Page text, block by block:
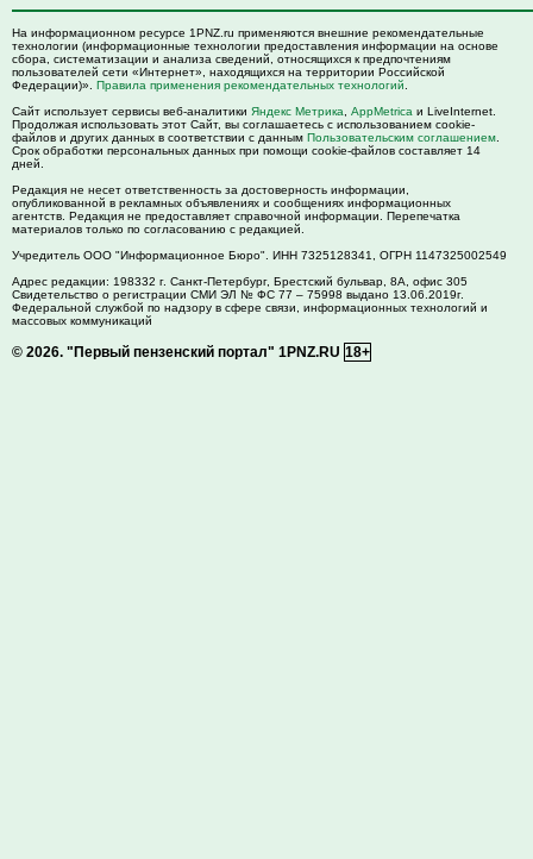
На информационном ресурсе 1PNZ.ru применяются внешние рекомендательные
технологии (информационные технологии предоставления информации на основе
сбора, систематизации и анализа сведений, относящихся к предпочтениям
пользователей сети «Интернет», находящихся на территории Российской
Федерации)». Правила применения рекомендательных технологий
Сайт использует сервисы веб-аналитики Яндекс Метрика AppMetrica и LiveInternet.
Продолжая использовать этот Сайт, вы соглашаетесь с использованием cookie-
файлов и других данных в соответствии с данным Пользовательским соглашением
Срок обработки персональных данных при помощи cookie-файлов составляет 14
дней.
Редакция не несет ответственность за достоверность информации,
опубликованной в рекламных объявлениях и сообщениях информационных
агентств. Редакция не предоставляет справочной информации. Перепечатка
материалов только по согласованию с редакцией.
Учредитель ООО "Информационное Бюро". ИНН 7325128341, ОГРН 1147325002549
Адрес редакции: 198332 г. Санкт-Петербург, Брестский бульвар, 8А, офис 305
Свидетельство о регистрации СМИ ЭЛ № ФС 77 – 75998 выдано 13.06.2019г.
Федеральной службой по надзору в сфере связи, информационных технологий и
массовых коммуникаций
© 2026. "Первый пензенский портал" 1PNZ.RU 18+